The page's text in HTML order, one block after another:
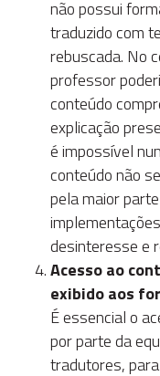
não possui
traduzido com
rebuscada. No
professor
conteúdo
explicação
é impossível
conteúdo não
pela maior
desinteresse e
Acesso ao
exibido aos
É essencial o
por parte da
tradutores,